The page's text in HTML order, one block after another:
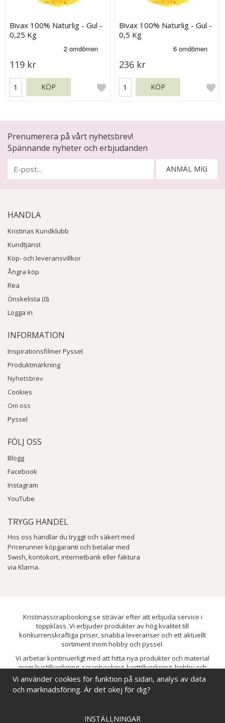
Bivax 100% Naturlig - Gul -
0,25 Kg
119 kr
KÖP
Bivax 100% Naturlig - Gul -
0,5 Kg
236 kr
KÖP
Prenumerera på vårt nyhetsbrev!
Spännande nyheter och erbjudanden
ANMÄL MIG
HANDLA
Kristinas Kundklubb
Kundtjänst
Köp- och leveransvillkor
Ångra köp
Rea
Önskelista (0)
Logga in
INFORMATION
Inspirationsfilmer Pyssel
Produktmärkning
Nyhetsbrev
Cookies
Om oss
Pyssel
FÖLJ OSS
Blogg
Facebook
Instagram
YouTube
TRYGG HANDEL
Hos oss handlar du tryggt och säkert med
Pricerunner köpgaranti och betalar med
Swish, kontokort, internetbank eller faktura
via Klarna.
Kristinasscrapbooking.se strävar efter att erbjuda service i
toppklass. Vi erbjuder produkter av hög kvalitet till
konkurrenskraftiga priser, snabba leveranser och ett aktuellt
sortiment inom hobby och pyssel.
Vi arbetar kontinuerligt med att hitta nya produkter och material
inom ljustillverkning, scrapbooking, korttillverkning, hobby och
pyssel. Målet är att bredda sortimentet och löpande förbättra och
utveckla vårt utbud, så att du alltid kan hitta det du behöver hos oss.
Vi använder cookies för funktion på sidan, analys av data
och marknadsföring. Är det okej för dig?
INSTÄLLNINGAR